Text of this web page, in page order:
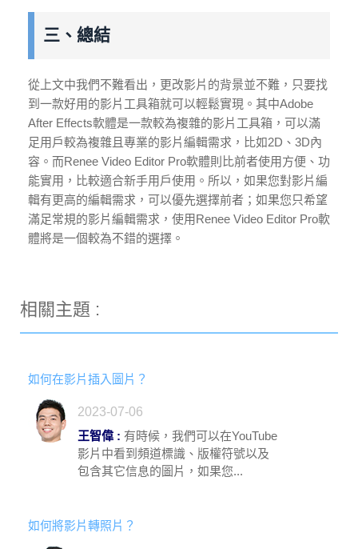
三、總結
從上文中我們不難看出，更改影片的背景並不難，只要找
到一款好用的影片工具箱就可以輕鬆實現。其中Adobe
After Effects軟體是一款較為複雜的影片工具箱，可以滿
足用戶較為複雜且專業的影片編輯需求，比如2D、3D內
容。而Renee Video Editor Pro軟體則比前者使用方便、功
能實用，比較適合新手用戶使用。所以，如果您對影片編
輯有更高的編輯需求，可以優先選擇前者；如果您只希望
滿足常規的影片編輯需求，使用Renee Video Editor Pro軟
體將是一個較為不錯的選擇。
相關主題 :
如何在影片插入圖片？
2023-07-06
王智偉 : 有時候，我們可以在YouTube
影片中看到頻道標識、版權符號以及
包含其它信息的圖片，如果您...
如何將影片轉照片？